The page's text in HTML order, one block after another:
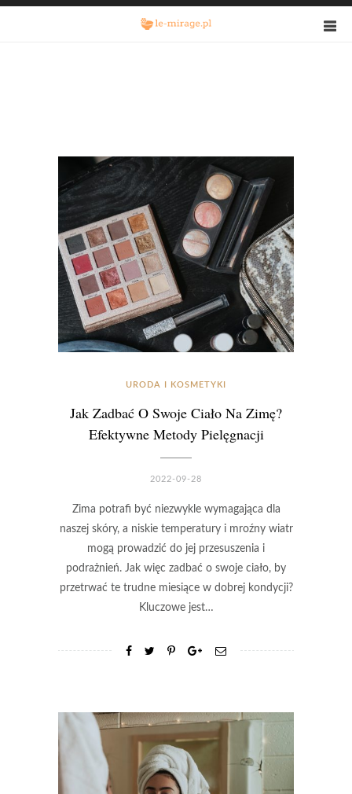
URODA I KOSMETYKI
Jak Zadbać O Swoje Ciało Na Zimę?
Efektywne Metody Pielęgnacji
2022-09-28
Zima potrafi być niezwykle wymagająca dla
naszej skóry, a niskie temperatury i mroźny wiatr
mogą prowadzić do jej przesuszenia i
podrażnień. Jak więc zadbać o swoje ciało, by
przetrwać te trudne miesiące w dobrej kondycji?
Kluczowe jest…